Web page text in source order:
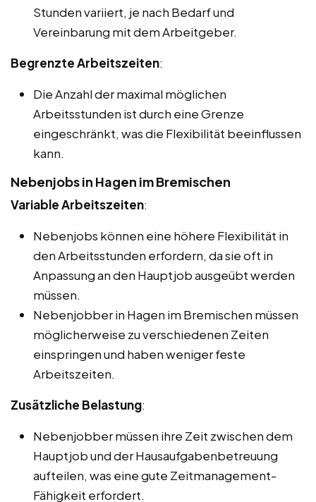
Stunden variiert, je nach Bedarf und
Vereinbarung mit dem Arbeitgeber.
Begrenzte Arbeitszeiten:
Die Anzahl der maximal möglichen
Arbeitsstunden ist durch eine Grenze
eingeschränkt, was die Flexibilität beeinflussen
kann.
Nebenjobs in Hagen im Bremischen
Variable Arbeitszeiten:
Nebenjobs können eine höhere Flexibilität in
den Arbeitsstunden erfordern, da sie oft in
Anpassung an den Hauptjob ausgeübt werden
müssen.
Nebenjobber in Hagen im Bremischen müssen
möglicherweise zu verschiedenen Zeiten
einspringen und haben weniger feste
Arbeitszeiten.
Zusätzliche Belastung:
Nebenjobber müssen ihre Zeit zwischen dem
Hauptjob und der Hausaufgabenbetreuung
aufteilen, was eine gute Zeitmanagement-
Fähigkeit erfordert.